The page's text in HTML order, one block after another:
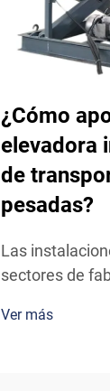
¿Cómo
elevadora
de
pesadas?
Las
sectores de
desafíos para
Ver más